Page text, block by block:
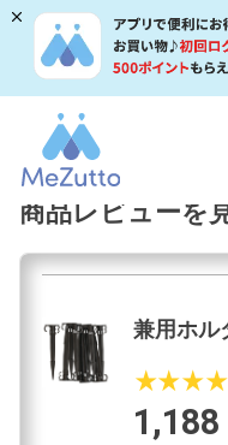
ネットストアTOP
商品レビューを
兼用ホル
star_ratestar_ratestar_ratestar_rate
1,188